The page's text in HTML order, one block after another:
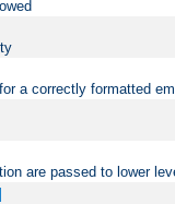
a correctly formatted
are passed to lower